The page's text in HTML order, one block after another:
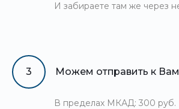
И забираете там же через
3 Можем отправить к
В пределах МКАД: 300 руб.